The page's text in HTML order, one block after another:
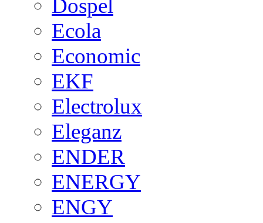
Dospel
Ecola
Economic
EKF
Electrolux
Eleganz
ENDER
ENERGY
ENGY